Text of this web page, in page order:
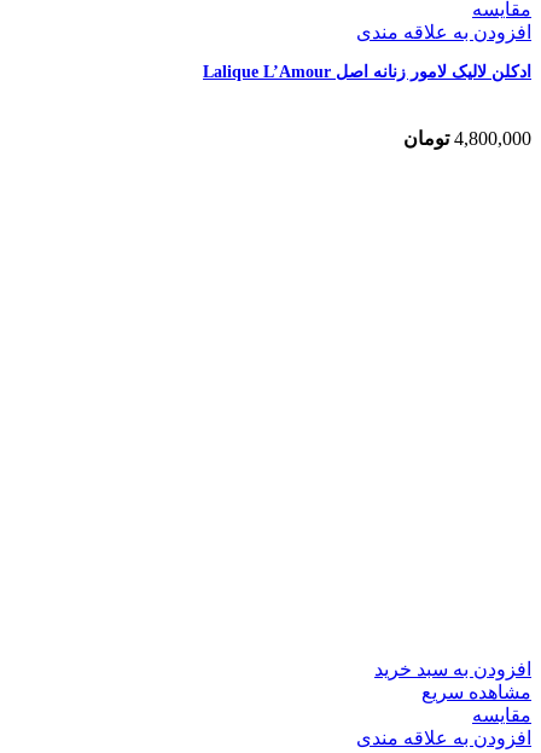
مقایسه
افزودن به علاقه مندی
ادکلن لالیک لامور زنانه اصل Lalique L’Amour
4,800,000 تومان
افزودن به سبد خرید
مشاهده سریع
مقایسه
افزودن به علاقه مندی